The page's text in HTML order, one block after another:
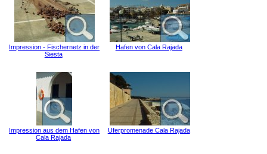
Impression - Fischernetz in der
Siesta
Hafen von Cala Rajada
Impression aus dem Hafen von
Cala Rajada
Uferpromenade Cala Rajada